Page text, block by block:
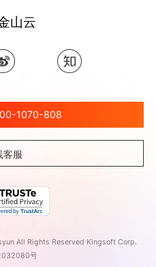
山云
1070-808
客服
All Rights Reserved Kingsoft Corp.
号